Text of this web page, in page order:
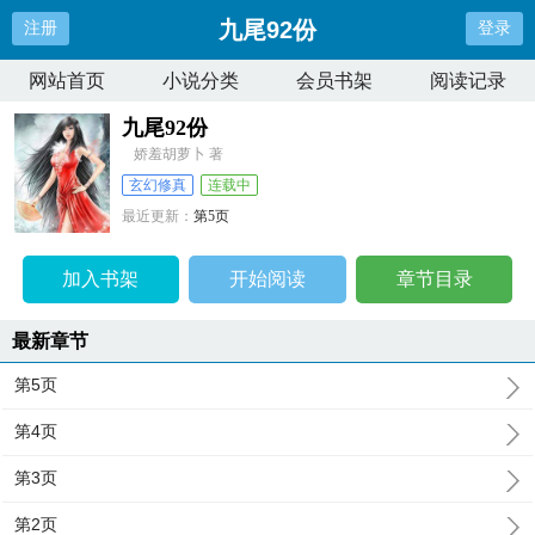
注册 九尾92份 登录
网站首页 小说分类 会员书架 阅读记录
九尾92份
娇羞胡萝卜 著
玄幻修真
连载中
最近更新：第5页
加入书架 开始阅读 章节目录
最新章节
第5页
第4页
第3页
第2页